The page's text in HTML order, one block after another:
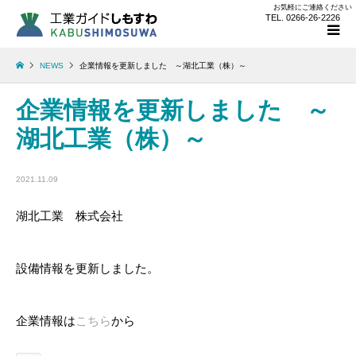
お気軽にご連絡ください
TEL. 0266-26-2226
NEWS 企業情報を更新しました ～湖北工業（株）～
企業情報を更新しました ～
湖北工業（株）～
2021.11.09
湖北工業 株式会社
設備情報を更新しました。
企業情報はこちらから